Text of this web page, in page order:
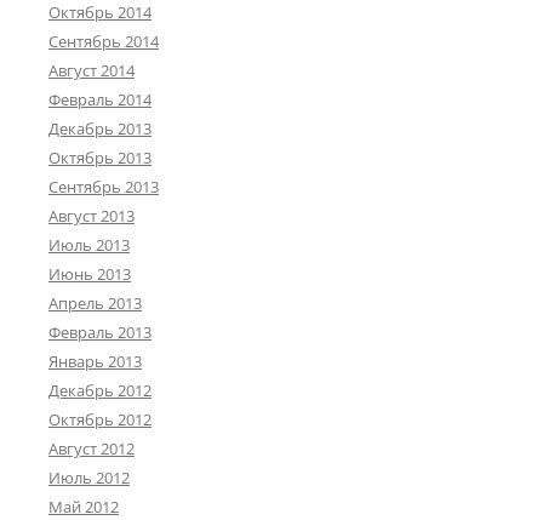
Октябрь 2014
Сентябрь 2014
Август 2014
Февраль 2014
Декабрь 2013
Октябрь 2013
Сентябрь 2013
Август 2013
Июль 2013
Июнь 2013
Апрель 2013
Февраль 2013
Январь 2013
Декабрь 2012
Октябрь 2012
Август 2012
Июль 2012
Май 2012